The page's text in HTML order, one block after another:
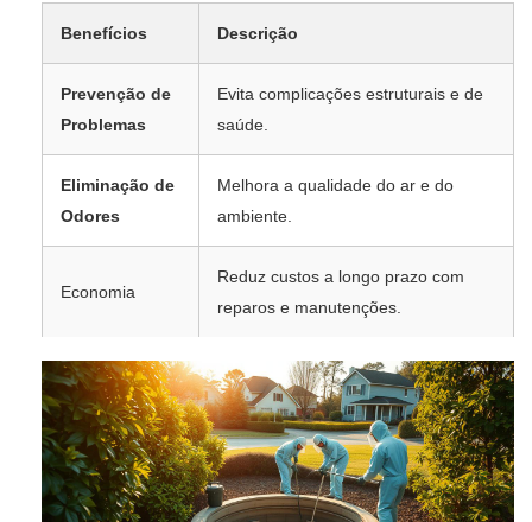
Benefícios Descrição
Prevenção de
Problemas
Evita complicações estruturais e de
saúde.
Eliminação de
Odores
Melhora a qualidade do ar e do
ambiente.
Economia
Reduz custos a longo prazo com
reparos e manutenções.